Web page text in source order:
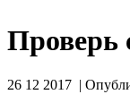
Проверь
26 12 2017 |